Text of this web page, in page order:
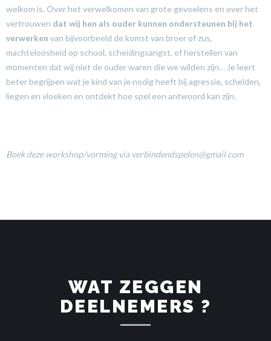
welkom is. Over het verwelkomen van grote gevoelens en over het
vertrouwen dat wij hen als ouder kunnen ondersteunen bij het
verwerken van bijvoorbeeld de komst van broer of zus,
machteloosheid op school, scheidingsangst, of herstellen van
momenten dat wij niet de ouder waren die we wilden zijn… Je leert
beter begrijpen wat je kind van je nodig heeft bij agressie, schelden,
liegen en vloeken en ontdekt hoe spel een antwoord kan zijn.
Boek deze workshop/vorming via verbindendspelen@gmail.com
WAT ZEGGEN
DEELNEMERS ?